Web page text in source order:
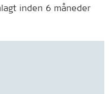
inden 6 måneder